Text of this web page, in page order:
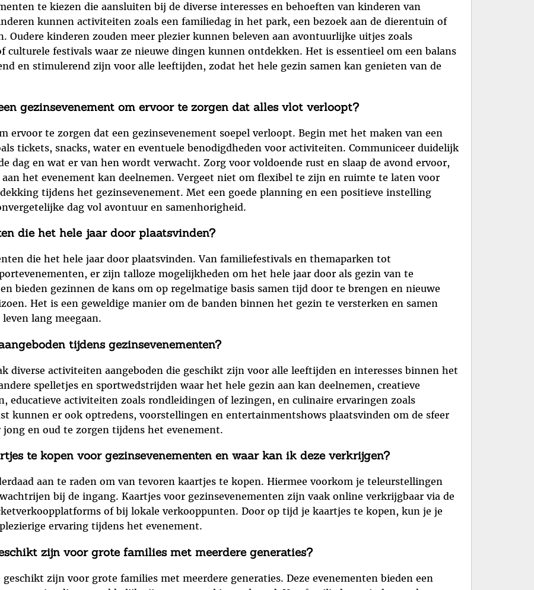
te kiezen die aansluiten bij de diverse interesses en behoeften van kinderen van
kunnen activiteiten zoals een familiedag in het park, een bezoek aan de dierentuin of
Oudere kinderen zouden meer plezier kunnen beleven aan avontuurlijke uitjes zoals
culturele festivals waar ze nieuwe dingen kunnen ontdekken. Het is essentieel om een balans
en stimulerend zijn voor alle leeftijden, zodat het hele gezin samen kan genieten van de
gezinsevenement om ervoor te zorgen dat alles vlot verloopt?
ervoor te zorgen dat een gezinsevenement soepel verloopt. Begin met het maken van een
tickets, snacks, water en eventuele benodigdheden voor activiteiten. Communiceer duidelijk
dag en wat er van hen wordt verwacht. Zorg voor voldoende rust en slaap de avond ervoor,
het evenement kan deelnemen. Vergeet niet om flexibel te zijn en ruimte te laten voor
tijdens het gezinsevenement. Met een goede planning en een positieve instelling
dag vol avontuur en samenhorigheid.
die het hele jaar door plaatsvinden?
die het hele jaar door plaatsvinden. Van familiefestivals en themaparken tot
er zijn talloze mogelijkheden om het hele jaar door als gezin van te
bieden gezinnen de kans om op regelmatige basis samen tijd door te brengen en nieuwe
Het is een geweldige manier om de banden binnen het gezin te versterken en samen
lang meegaan.
tijdens gezinsevenementen?
diverse activiteiten aangeboden die geschikt zijn voor alle leeftijden en interesses binnen het
spelletjes en sportwedstrijden waar het hele gezin aan kan deelnemen, creatieve
educatieve activiteiten zoals rondleidingen of lezingen, en culinaire ervaringen zoals
kunnen er ook optredens, voorstellingen en entertainmentshows plaatsvinden om de sfeer
en oud te zorgen tijdens het evenement.
te kopen voor gezinsevenementen en waar kan ik deze verkrijgen?
aan te raden om van tevoren kaartjes te kopen. Hiermee voorkom je teleurstellingen
bij de ingang. Kaartjes voor gezinsevenementen zijn vaak online verkrijgbaar via de
of bij lokale verkooppunten. Door op tijd je kaartjes te kopen, kun je je
ervaring tijdens het evenement.
zijn voor grote families met meerdere generaties?
zijn voor grote families met meerdere generaties. Deze evenementen bieden een